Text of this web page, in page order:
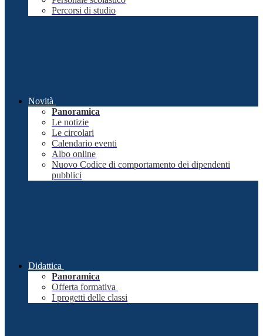
Percorsi di studio
Novità
Panoramica
Le notizie
Le circolari
Calendario eventi
Albo online
Nuovo Codice di comportamento dei dipendenti
pubblici
Didattica
Panoramica
Offerta formativa
I progetti delle classi